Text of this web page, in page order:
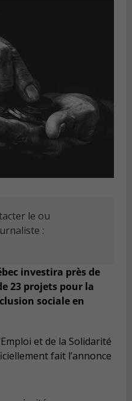
le ou
:
investira près de
23 projets pour la
sociale en
et de la Solidarité
fait l’annonce